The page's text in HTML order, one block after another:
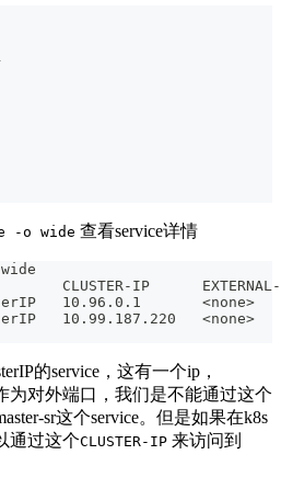
-o wide 查看service详情
CLUSTER-IP      EXTERNAL-
10.96.0.1       <none>
10.99.187.220   <none>
的service，这有一个ip，
为对外端口，我们是不能通过这个
sr这个service。但是如果在k8s
通过这个CLUSTER-IP 来访问到